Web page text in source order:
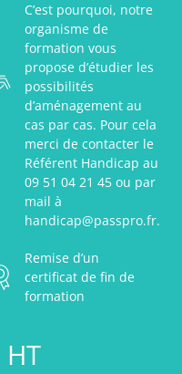
C’est pourquoi, notre
organisme de
formation vous
propose d’étudier les
possibilités
d’aménagement au
cas par cas. Pour cela
merci de contacter le
Référent Handicap au
09 51 04 21 45 ou par
mail à
handicap@passpro.fr.
Remise d’un
certificat de fin de
formation